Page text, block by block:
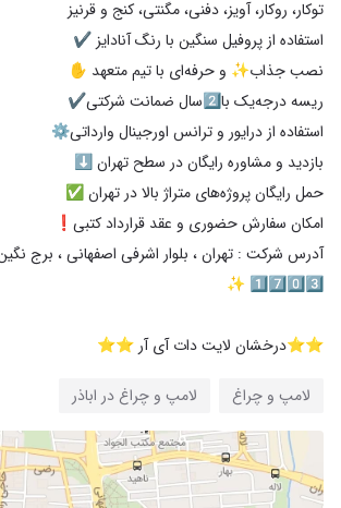
⭐⭐درخشان لایت دات آی آر ⭐⭐
لامپ و چراغ لامپ و چراغ در اباذر